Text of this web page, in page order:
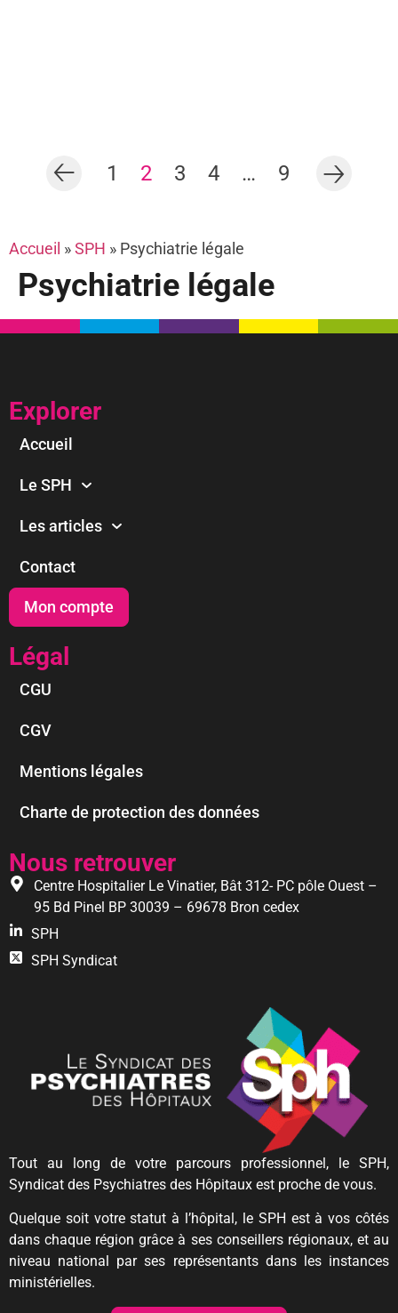
Accueil »SPH » Psychiatrie légale
Psychiatrie légale
1 2 3 4 … 9
Explorer
Accueil
Le SPH
Les articles
Contact
Mon compte
Légal
CGU
CGV
Mentions légales
Charte de protection des données
Nous retrouver
Centre Hospitalier Le Vinatier, Bât 312- PC pôle Ouest –
95 Bd Pinel BP 30039 – 69678 Bron cedex
SPH
SPH Syndicat
Tout au long de votre parcours professionnel, le SPH,
Syndicat des Psychiatres des Hôpitaux est proche de vous.
Quelque soit votre statut à l’hôpital, le SPH est à vos côtés
dans chaque région grâce à ses conseillers régionaux, et au
niveau national par ses représentants dans les instances
ministérielles.